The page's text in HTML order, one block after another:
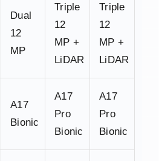
Dual
12
MP
Triple
12
MP +
LiDAR
Triple
12
MP +
LiDAR
A17
Bionic
A17
Pro
Bionic
A17
Pro
Bionic